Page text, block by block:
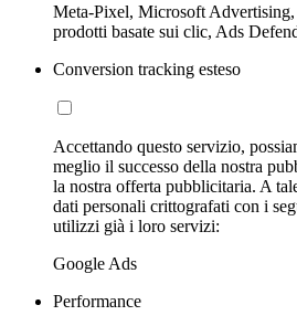
Meta-Pixel, Microsoft
prodotti basate sui clic, Ads
Conversion tracking esteso
Accettando questo servizio,
meglio il successo della nostra
la nostra offerta pubblicitaria. A
dati personali crittografati con i
utilizzi già i loro servizi:
Google Ads
Performance